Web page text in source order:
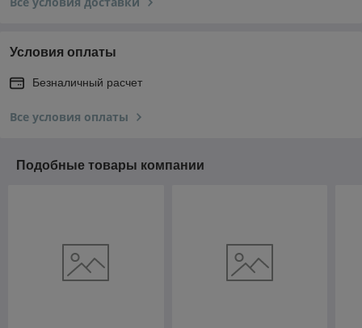
Условия оплаты
Безналичный расчет
Все условия оплаты
Подобные товары компании